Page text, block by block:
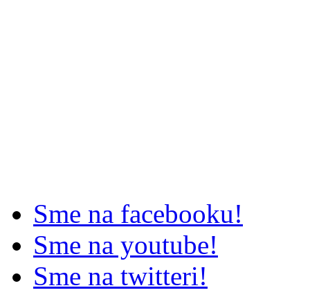
Sme na facebooku!
Sme na youtube!
Sme na twitteri!